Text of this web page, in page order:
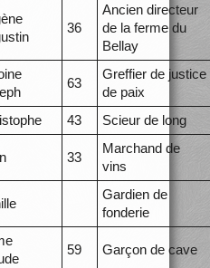
36
Ancien directeur
de la ferme du
Bellay
63
Greffier de justice
de paix
43 Scieur de long
33
Marchand de
vins
Gardien de
fonderie
59 Garçon de cave